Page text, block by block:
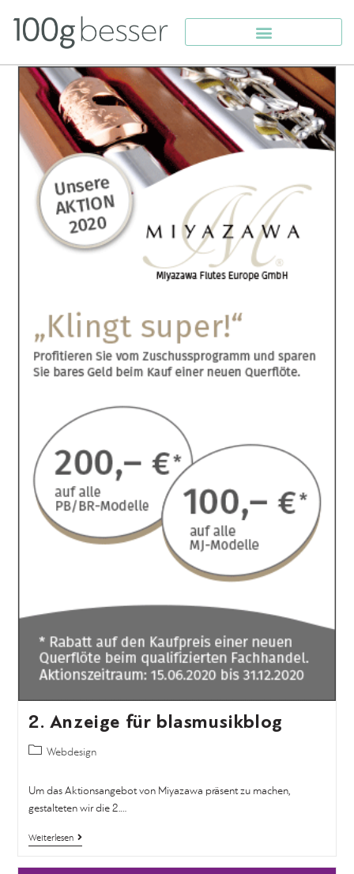
2. Anzeige für blasmusikblog
Webdesign
Um das Aktionsangebot von Miyazawa präsent zu machen,
gestalteten wir die 2.…
Weiterlesen